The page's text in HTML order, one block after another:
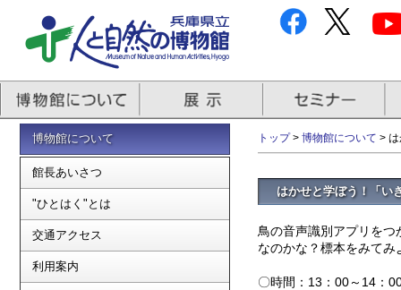
博物館について
館長あいさつ
"ひとはく"とは
交通アクセス
利用案内
トップ> 博物館について >
はかせと学ぼう！「い
鳥の音声識別アプリを
なのかな？標本をみてみ
〇時間：13：00～14：